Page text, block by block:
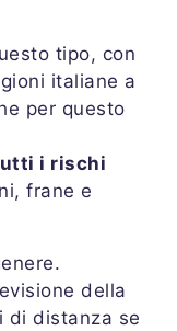
tipo, con
italiane a
per questo
i rischi
frane e
della
di distanza se